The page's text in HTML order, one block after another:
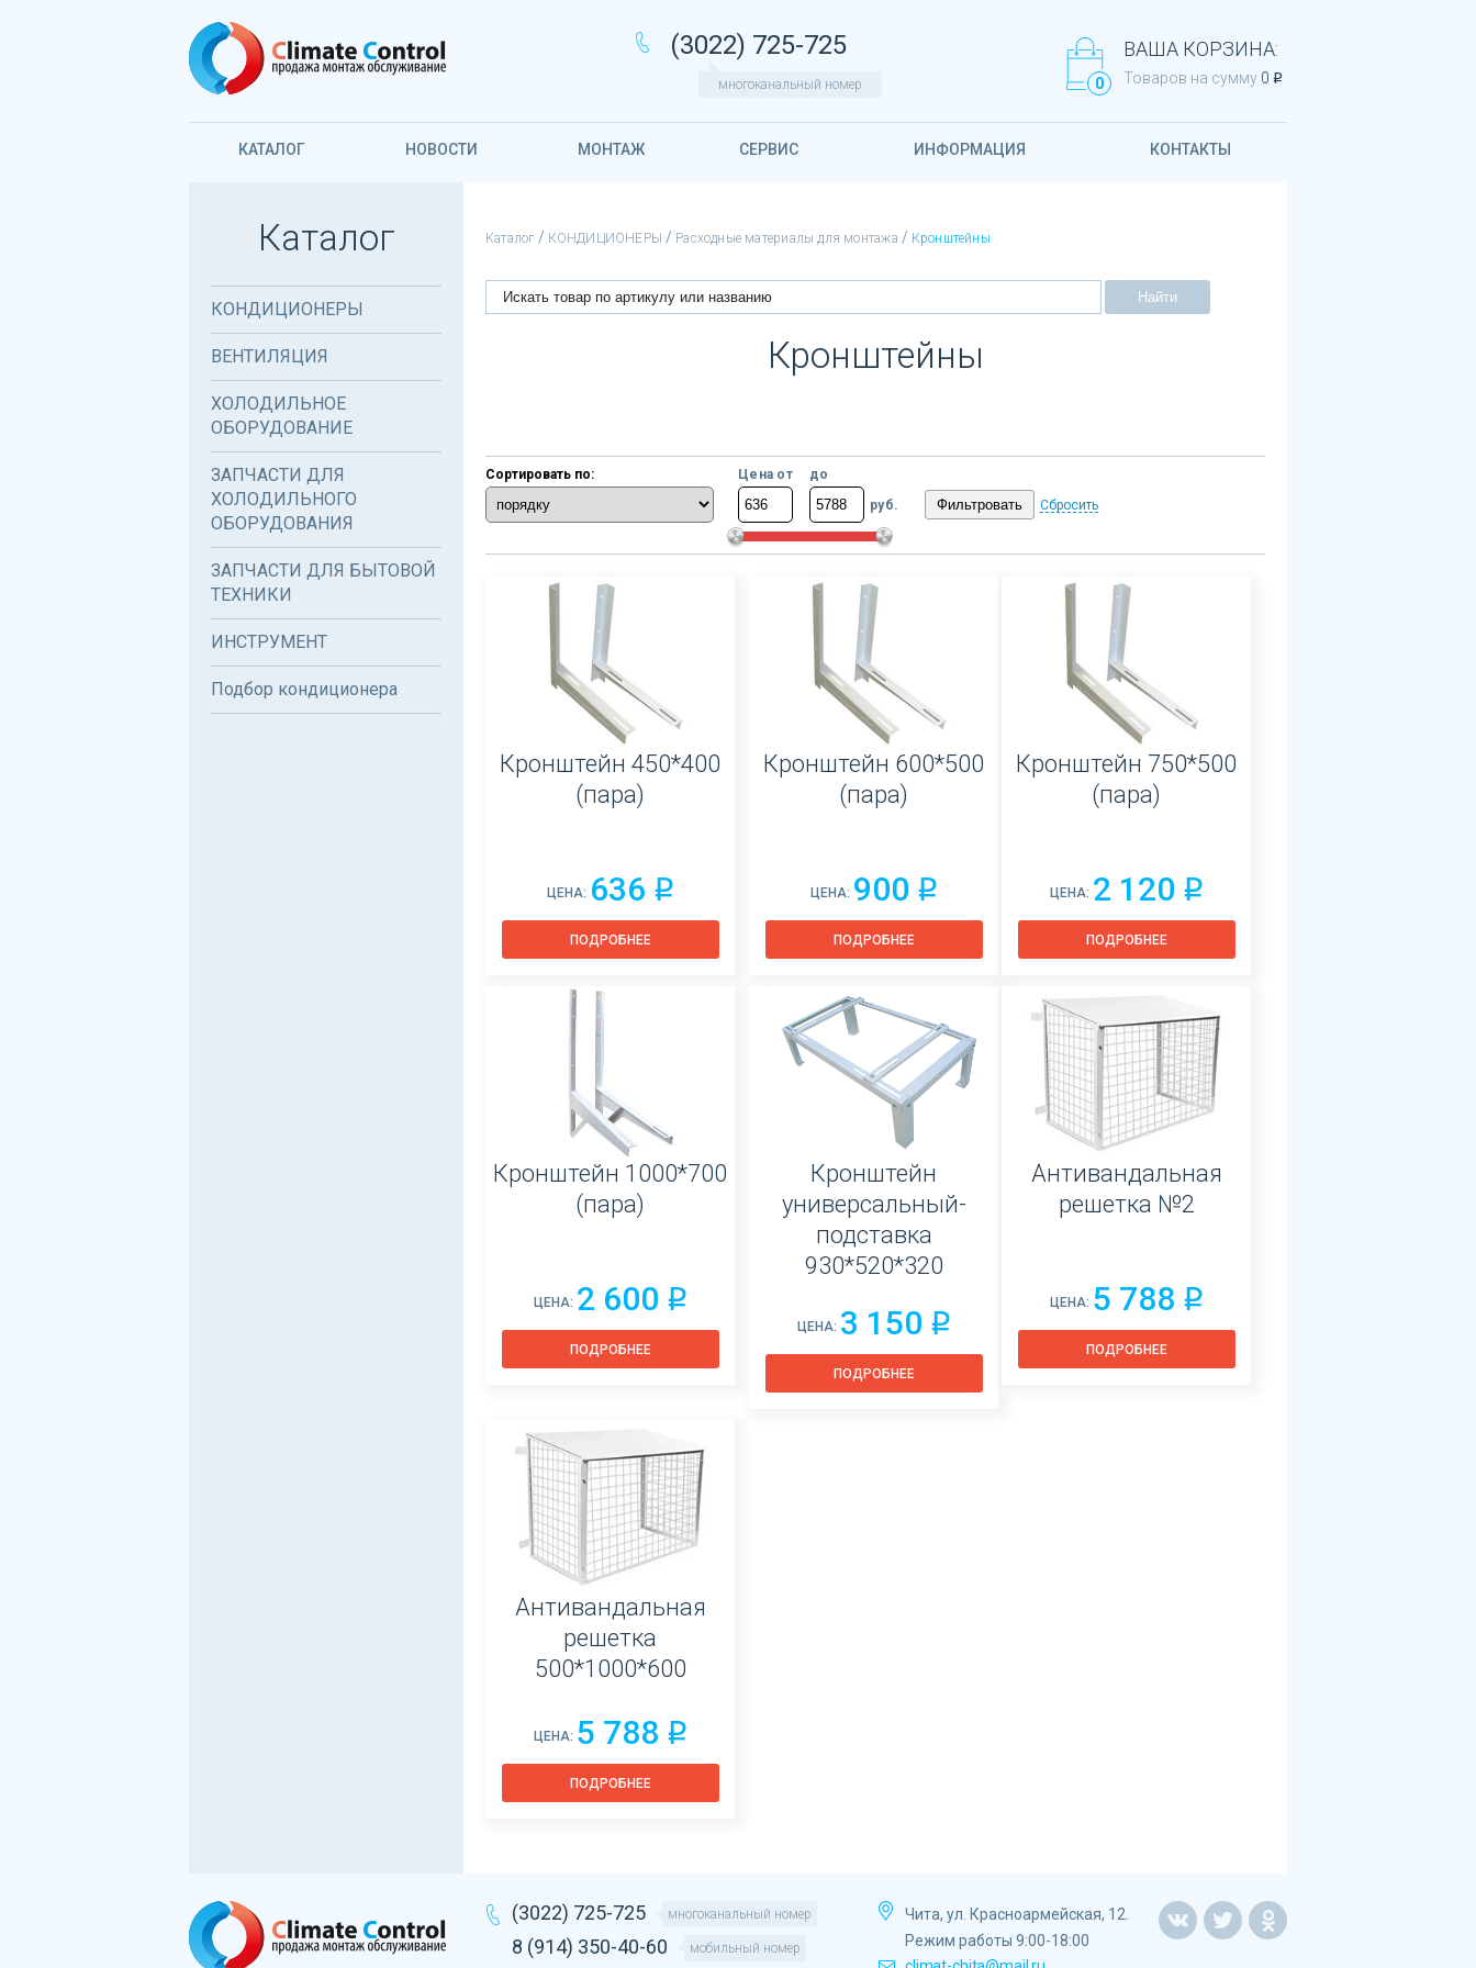
(3022) 725-725
многоканальный номер 0
ВАША КОРЗИНА:
Товаров на сумму 0 q
КАТАЛОГ НОВОСТИ МОНТАЖ СЕРВИС ИНФОРМАЦИЯ КОНТАКТЫ
Каталог
КОНДИЦИОНЕРЫ
ВЕНТИЛЯЦИЯ
ХОЛОДИЛЬНОЕ
ОБОРУДОВАНИЕ
ЗАПЧАСТИ ДЛЯ
ХОЛОДИЛЬНОГО
ОБОРУДОВАНИЯ
ЗАПЧАСТИ ДЛЯ БЫТОВОЙ
ТЕХНИКИ
ИНСТРУМЕНТ
Подбор кондиционера
Каталог / КОНДИЦИОНЕРЫ / Расходные материалы для монтажа / Кронштейны
Найти
Кронштейны
Сортировать по: Цена от
до
руб.
Сбросить
Кронштейн 450*400
(пара)
ЦЕНА: 636 q
ПОДРОБНЕЕ
Кронштейн 600*500
(пара)
ЦЕНА: 900 q
ПОДРОБНЕЕ
Кронштейн 750*500
(пара)
ЦЕНА: 2 120 q
ПОДРОБНЕЕ
Кронштейн 1000*700
(пара)
ЦЕНА: 2 600 q
ПОДРОБНЕЕ
Кронштейн
универсальный-
подставка
930*520*320
ЦЕНА: 3 150 q
ПОДРОБНЕЕ
Антивандальная
решетка №2
ЦЕНА: 5 788 q
ПОДРОБНЕЕ
Антивандальная
решетка
500*1000*600
ЦЕНА: 5 788 q
ПОДРОБНЕЕ
(3022) 725-725 многоканальный номер
8 (914) 350-40-60 мобильный номер
Чита, ул. Красноармейская, 12.
Режим работы 9:00-18:00